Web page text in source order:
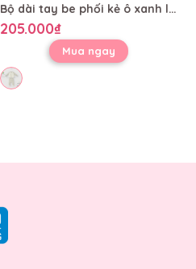
Bộ dài tay be phối kẻ ô xanh lá in họa tiết
205.000₫
Mua ngay